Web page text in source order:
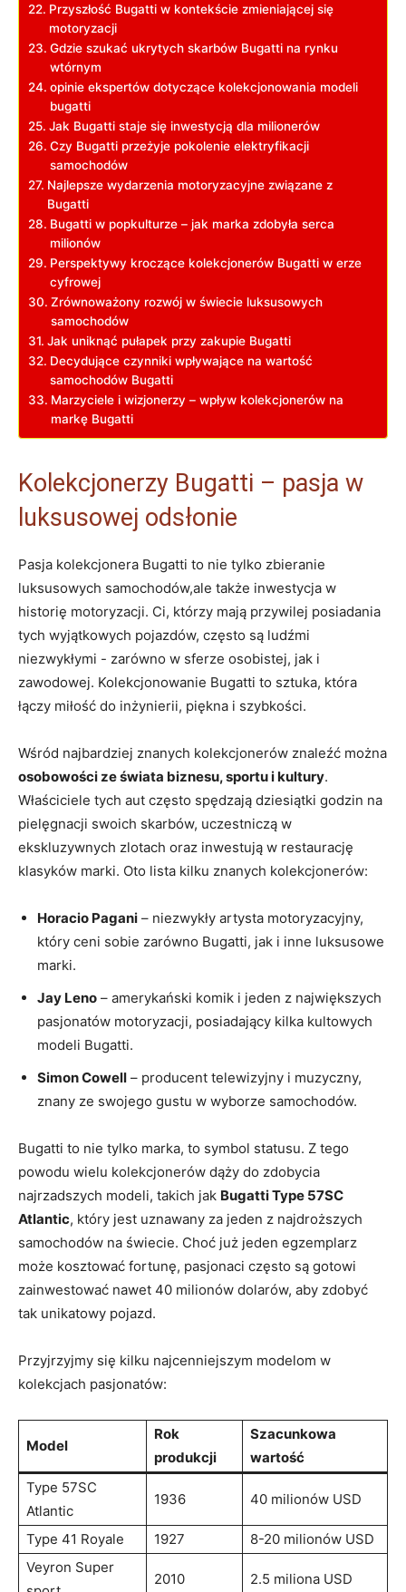
Przyszłość Bugatti w kontekście zmieniającej się
motoryzacji
Gdzie szukać ukrytych skarbów Bugatti na rynku ​
wtórnym
opinie ekspertów dotyczące‍ kolekcjonowania modeli⁣
bugatti
Jak Bugatti⁤ staje się inwestycją dla milionerów
Czy​ Bugatti przeżyje pokolenie elektryfikacji
samochodów
Najlepsze wydarzenia motoryzacyjne związane z
Bugatti
Bugatti w popkulturze –⁤ jak marka ‍zdobyła serca
milionów
Perspektywy​ kroczące kolekcjonerów Bugatti w erze
cyfrowej
Zrównoważony ⁣rozwój w⁣ świecie luksusowych
samochodów
Jak uniknąć pułapek przy zakupie ⁤Bugatti
Decydujące czynniki wpływające na wartość
samochodów Bugatti
Marzyciele i wizjonerzy – wpływ kolekcjonerów na
markę Bugatti
Kolekcjonerzy Bugatti – ⁣pasja w
luksusowej⁢ odsłonie
Pasja kolekcjonera Bugatti to nie tylko zbieranie
luksusowych samochodów,ale także inwestycja w
historię motoryzacji. Ci,⁢ którzy mają przywilej posiadania
tych wyjątkowych pojazdów, często ​są ludźmi
niezwykłymi ⁢- zarówno w sferze osobistej, jak i
zawodowej. Kolekcjonowanie Bugatti to sztuka, która
łączy miłość do⁣ inżynierii,⁣ piękna i szybkości.
Wśród najbardziej znanych kolekcjonerów znaleźć ⁤można
osobowości ⁢ze świata biznesu, ‌sportu i kultury.
Właściciele tych aut ‍często spędzają ⁤dziesiątki ⁤godzin na
pielęgnacji swoich ‍skarbów,‍ uczestniczą w
ekskluzywnych zlotach oraz inwestują w restaurację
klasyków marki. Oto lista kilku znanych kolekcjonerów:
Horacio Pagani – niezwykły artysta motoryzacyjny,
który ceni sobie zarówno⁣ Bugatti, jak i inne luksusowe
marki.
Jay Leno – amerykański komik i jeden z największych
pasjonatów motoryzacji, posiadający ‍kilka ​kultowych
modeli Bugatti.
Simon Cowell – producent telewizyjny i muzyczny,
znany ze swojego gustu w⁣ wyborze samochodów.
Bugatti to nie tylko marka, to symbol statusu. Z tego
powodu wielu kolekcjonerów dąży do zdobycia‌
najrzadszych modeli, takich jak Bugatti Type 57SC
Atlantic, który jest uznawany za jeden z najdroższych⁢
samochodów na świecie. Choć już ‌jeden egzemplarz​
może kosztować fortunę, pasjonaci często są ​gotowi
zainwestować nawet 40 ⁣milionów dolarów, aby zdobyć
tak‍ unikatowy pojazd.
Przyjrzyjmy się kilku najcenniejszym⁢ modelom w
kolekcjach pasjonatów:
Model
Rok
produkcji
Szacunkowa
wartość
Type 57SC
Atlantic
1936 40 milionów USD
Type 41 Royale 1927
8-20 milionów USD
Veyron Super
2010 2.5 ‌miliona USD